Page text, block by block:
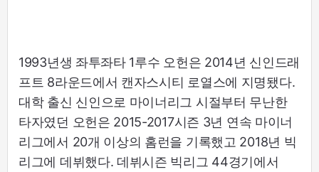
1993년생 좌투좌타 1루수 오헌은 2014년 신인드래
프트 8라운드에서 캔자스시티 로열스에 지명됐다.
대학 출신 신인으로 마이너리그 시절부터 무난한
타자였던 오헌은 2015-2017시즌 3년 연속 마이너
리그에서 20개 이상의 홈런을 기록했고 2018년 빅
리그에 데뷔했다. 데뷔시즌 빅리그 44경기에서